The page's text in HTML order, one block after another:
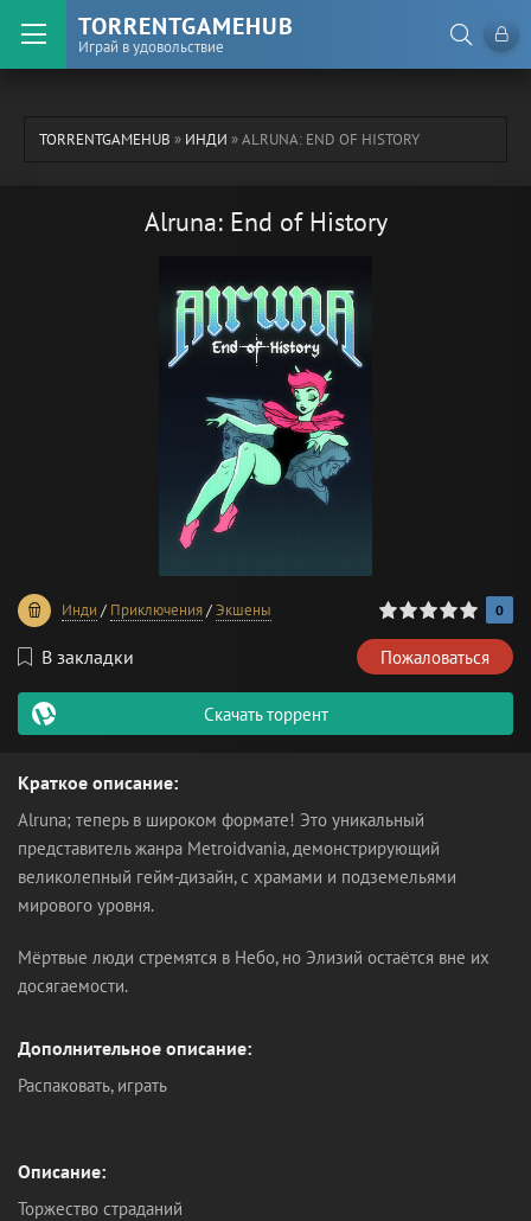
TORRENTGAMEHUB
Играй в удовольствие
TORRENTGAMEHUB » ИНДИ » ALRUNA: END OF HISTORY
Alruna: End of History
Инди / Приключения/Экшены
0 1 0
В закладки Пожаловаться
Скачать торрент
Краткое описание:
Alruna; теперь в широком формате! Это уникальный
представитель жанра Metroidvania, демонстрирующий
великолепный гейм-дизайн, с храмами и подземельями
мирового уровня.
Мёртвые люди стремятся в Небо, но Элизий остаётся вне их
досягаемости.
Дополнительное описание:
Распаковать, играть
Описание:
Торжество страданий